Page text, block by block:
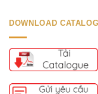
DOWNLOAD